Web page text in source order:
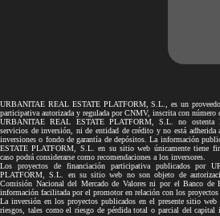
URBANITAE REAL ESTATE PLATFORM, S.L., es un
participativa autorizada y regulada por CNMV, inscrita con número
URBANITAE REAL ESTATE PLATFORM, S.L. no ostenta
servicios de inversión, ni de entidad de crédito y no está adherida
inversiones o fondo de garantía de depósitos. La información
ESTATE PLATFORM, S.L. en su sitio web únicamente tiene
caso podrá considerarse como recomendaciones a los inversores.
Los proyectos de financiación participativa publicados por
PLATFORM, S.L. en su sitio web no son objeto de
Comisión Nacional del Mercado de Valores ni por el Banco de
información facilitada por el promotor en relación con los proyectos
La inversión en los proyectos publicados en el presente sitio web
riesgos, tales como el riesgo de pérdida total o parcial del